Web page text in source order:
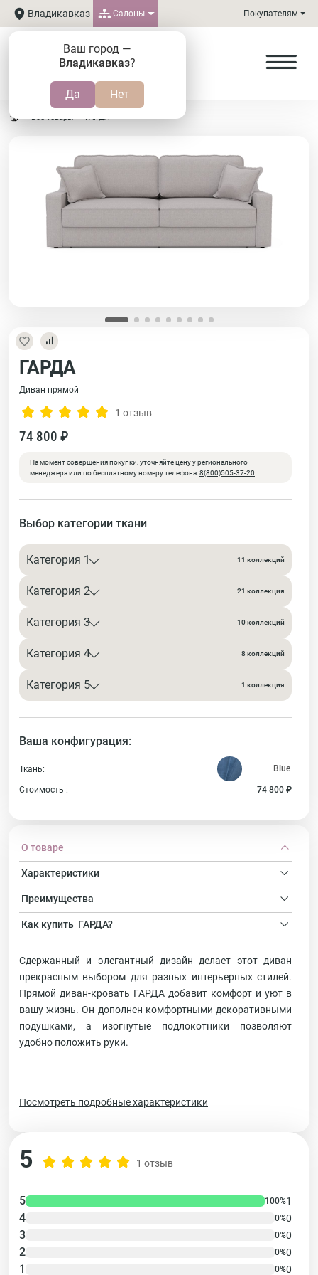
Владикавказ
Ваш город —
Владикавказ?
Салоны Покупателям
Все товары ГАРДА
О товаре
Характеристики
Преимущества
Как купить ГАРДА?
Сдержанный и элегантный дизайн делает этот диван
прекрасным выбором для разных интерьерных стилей.
Прямой диван-кровать ГАРДА добавит комфорт и уют в
вашу жизнь. Он дополнен комфортными декоративными
подушками, а изогнутые подлокотники позволяют
удобно положить руки.
Посмотреть подробные характеристики
ГАРДА
Диван прямой
1 отзыв
74 800 ₽
На момент совершения покупки, уточняйте цену у регионального
менеджера или по бесплатному номеру телефона:8(800)505-37-20
Выбор категории ткани
Категория 1 11 коллекций
Категория 2 21 коллекция
Категория 3 10 коллекций
Категория 4 8 коллекций
Категория 5 1 коллекция
Ваша конфигурация:
Ткань:
Стоимость : 74 800 ₽
5 1 отзыв
5 100%1
4 0%0
3 0%0
2 0%0
1 0%0